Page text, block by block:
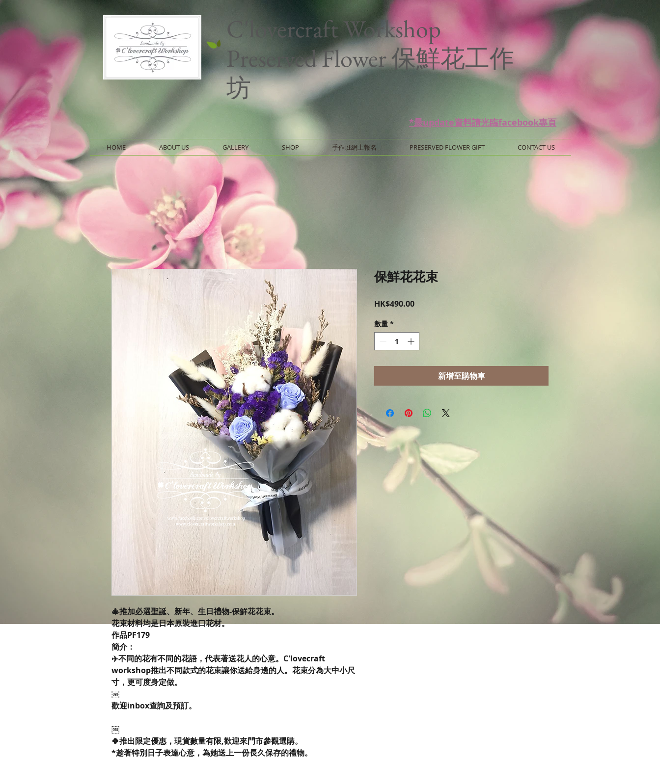
C'lovercraft Workshop
Preserved Flower 保鮮花工作
坊
*最update資料請光臨facebook專頁
HOME ABOUT US GALLERY SHOP 手作班網上報名 PRESERVED FLOWER GIFT CONTACT US
🎄推加必選聖誕、新年、生日禮物-保鮮花花束。
花束材料均是日本原裝進口花材。
作品PF179
簡介：
✈️不同的花有不同的花語，代表著送花人的心意。C'lovecraft
workshop推出不同款式的花束讓你送給身邊的人。花束分為大中小尺
寸，更可度身定做。
￼
歡迎inbox查詢及預訂。
￼
🍀推出限定優惠，現貨數量有限,歡迎來門市參觀選購。
*趁著特別日子表達心意，為她送上一份長久保存的禮物。
保鮮花花束
HK$490.00價
數量 *
新增至購物車